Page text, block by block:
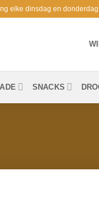
elke dinsdag en donderdag
SNACKS